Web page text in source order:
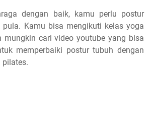
dengan baik, kamu perlu postur
Kamu bisa mengikuti kelas yoga
mungkin cari video youtube yang bisa
memperbaiki postur tubuh dengan
pilates.